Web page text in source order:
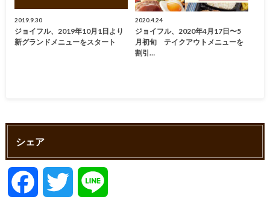
2019.9.30
ジョイフル、2019年10月1日より
新グランドメニューをスタート
2020.4.24
ジョイフル、2020年4月17日〜5
月初旬 テイクアウトメニューを
割引…
シェア